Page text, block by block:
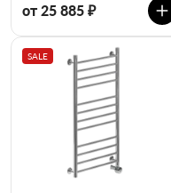
от 25 885 ₽
SALE